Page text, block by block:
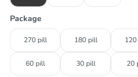
Package
270 pill 180 pill
60 pill 30 pill 20